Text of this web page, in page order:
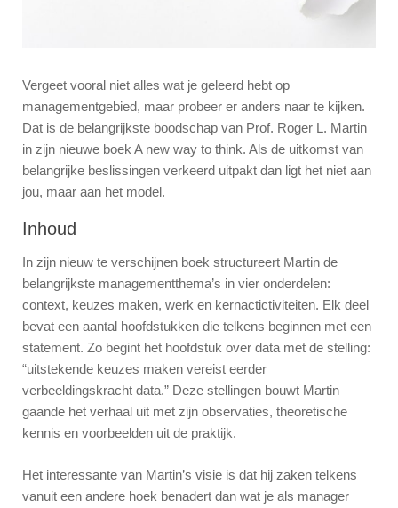
Vergeet vooral niet alles wat je geleerd hebt op
managementgebied, maar probeer er anders naar te kijken.
Dat is de belangrijkste boodschap van Prof. Roger L. Martin
in zijn nieuwe boek A new way to think. Als de uitkomst van
belangrijke beslissingen verkeerd uitpakt dan ligt het niet aan
jou, maar aan het model.
Inhoud
In zijn nieuw te verschijnen boek structureert Martin de
belangrijkste managementthema’s in vier onderdelen:
context, keuzes maken, werk en kernactictiviteiten. Elk deel
bevat een aantal hoofdstukken die telkens beginnen met een
statement. Zo begint het hoofdstuk over data met de stelling:
“uitstekende keuzes maken vereist eerder
verbeeldingskracht data.” Deze stellingen bouwt Martin
gaande het verhaal uit met zijn observaties, theoretische
kennis en voorbeelden uit de praktijk.
Het interessante van Martin’s visie is dat hij zaken telkens
vanuit een andere hoek benadert dan wat je als manager